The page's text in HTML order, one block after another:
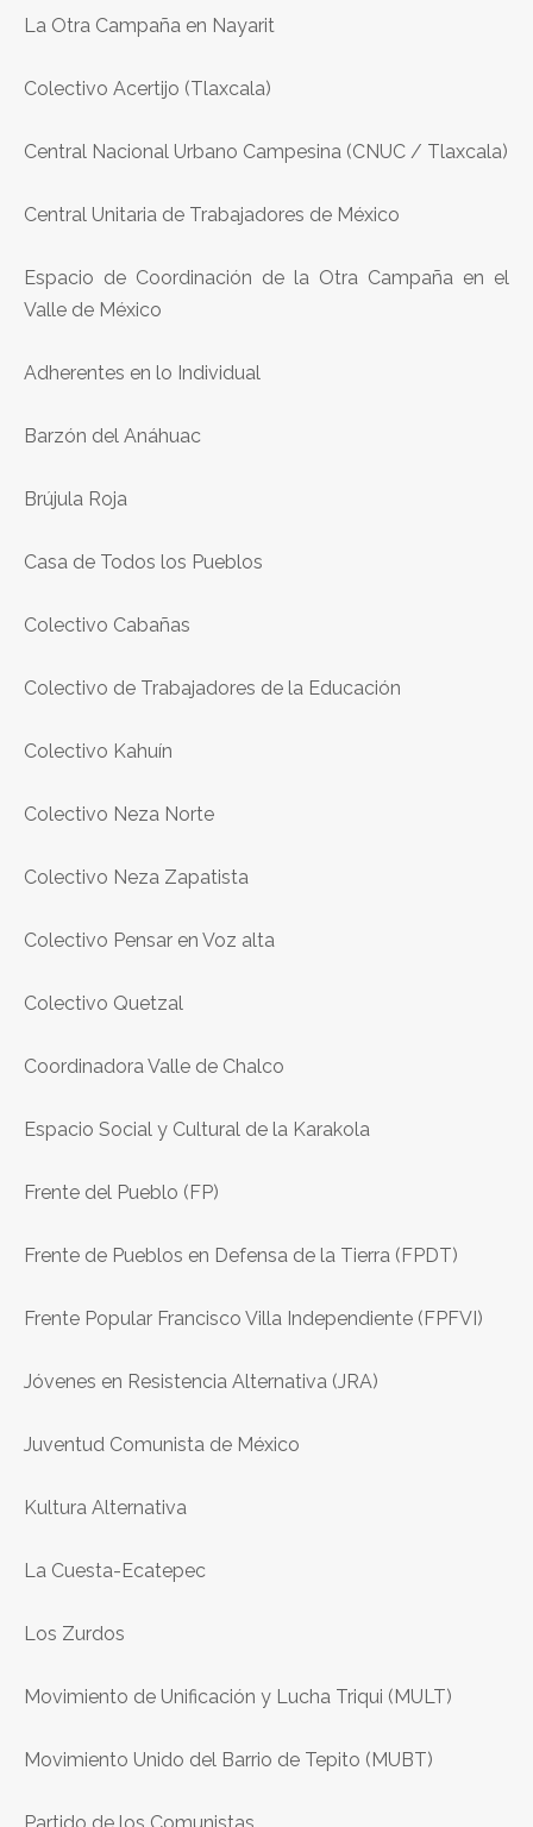
La Otra Campaña en Nayarit
Colectivo Acertijo (Tlaxcala)
Central Nacional Urbano Campesina (CNUC / Tlaxcala)
Central Unitaria de Trabajadores de México
Espacio de Coordinación de la Otra Campaña en el
Valle de México
Adherentes en lo Individual
Barzón del Anáhuac
Brújula Roja
Casa de Todos los Pueblos
Colectivo Cabañas
Colectivo de Trabajadores de la Educación
Colectivo Kahuín
Colectivo Neza Norte
Colectivo Neza Zapatista
Colectivo Pensar en Voz alta
Colectivo Quetzal
Coordinadora Valle de Chalco
Espacio Social y Cultural de la Karakola
Frente del Pueblo (FP)
Frente de Pueblos en Defensa de la Tierra (FPDT)
Frente Popular Francisco Villa Independiente (FPFVI)
Jóvenes en Resistencia Alternativa (JRA)
Juventud Comunista de México
Kultura Alternativa
La Cuesta-Ecatepec
Los Zurdos
Movimiento de Unificación y Lucha Triqui (MULT)
Movimiento Unido del Barrio de Tepito (MUBT)